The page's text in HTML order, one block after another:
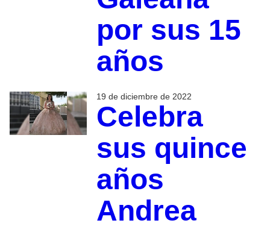
por sus 15
años
19 de diciembre de 2022
Celebra
sus quince
años
Andrea